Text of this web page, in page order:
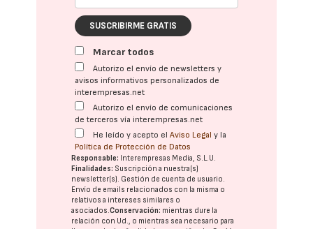
SUSCRIBIRME GRATIS
Marcar todos
Autorizo el envío de newsletters y
avisos informativos personalizados de
interempresas.net
Autorizo el envío de comunicaciones
de terceros vía interempresas.net
He leído y acepto elAviso Legal y la
Política de Protección de Datos
Responsable: Interempresas Media, S.L.U.
Finalidades: Suscripción a nuestra(s)
newsletter(s). Gestión de cuenta de usuario.
Envío de emails relacionados con la misma o
relativos a intereses similares o
asociados.Conservación: mientras dure la
relación con Ud., o mientras sea necesario para